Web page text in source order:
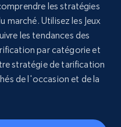
les stratégies
marché. Utilisez les Jeux
les tendances des
par catégorie et
stratégie de tarification
de l'occasion et de la